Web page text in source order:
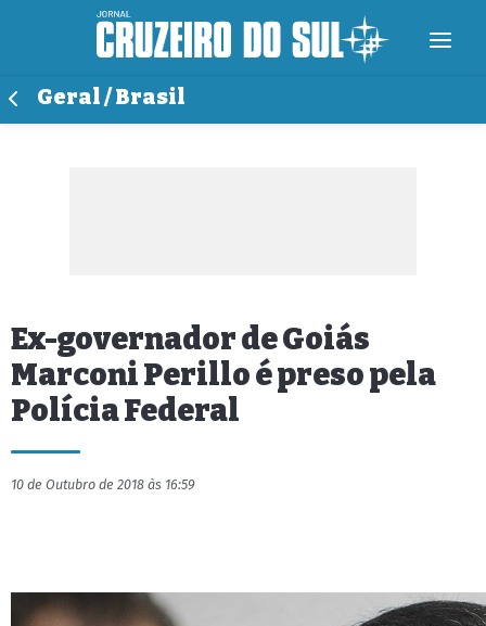
Geral / Brasil
Ex-governador de Goiás
Marconi Perillo é preso pela
Polícia Federal
10 de Outubro de 2018 às 16:59